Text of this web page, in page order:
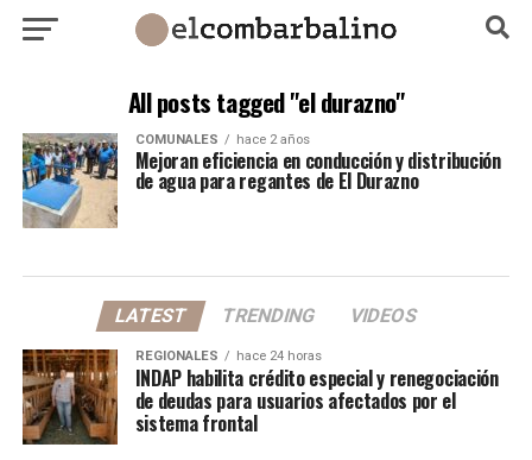
All posts tagged "el durazno"
COMUNALES hace 2 años
Mejoran eficiencia en conducción y distribución
de agua para regantes de El Durazno
LATEST TRENDING VIDEOS
REGIONALES hace 24 horas
INDAP habilita crédito especial y renegociación
de deudas para usuarios afectados por el
sistema frontal